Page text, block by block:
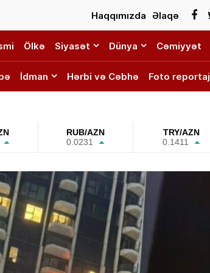
Haqqımızda Əlaqə
Ölkə Siyasət Dünya Cəmiyyət
İdman Hərbi və Cəbhə Foto reportaj
RUB/AZN
0.0231
TRY/AZN
0.1411